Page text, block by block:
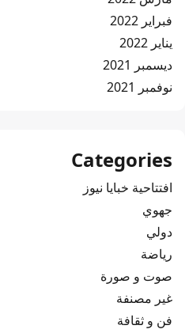
فبراير 2022
يناير 2022
ديسمبر 2021
نوفمبر 2021
Categories
افتتاحية خبايا نيوز
جهوي
دولي
رياضة
صوت و صورة
غير مصنفة
فن و ثقافة